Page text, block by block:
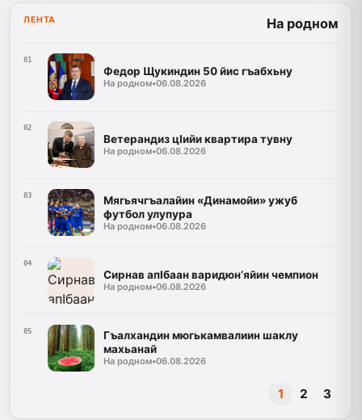
ЛЕНТА На родном
01
Федор Щукиндин 50 йис гъабхьну
На родном•06.08.2026
02
Ветерандиз цIийи квартира тувну
На родном•06.08.2026
03
Мягьячгъалайин «Динамойи» ужуб
футбол улупура
На родном•06.08.2026
04
Сирнав апIбаан варидюн’яйин чемпион
На родном•06.08.2026
05
Гъалхандин мюгькамвалиин шаклу
махьанай
На родном•06.08.2026
1 2 3